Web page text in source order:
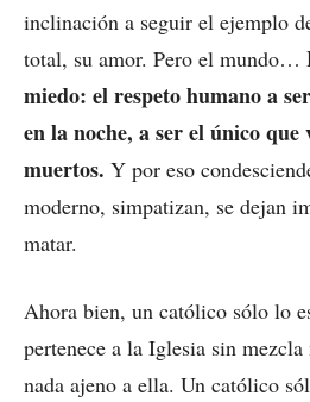
inclinación a seguir el ejemplo
total, su amor. Pero el mundo…
miedo: el respeto humano a
en la noche, a ser el único que
muertos. Y por eso
moderno, simpatizan, se dejan
matar.
Ahora bien, un católico sólo lo
pertenece a la Iglesia sin
nada ajeno a ella. Un católico